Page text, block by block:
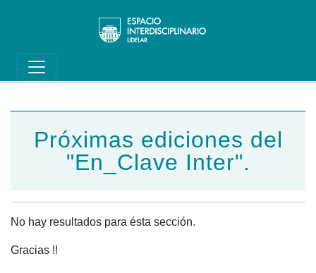
Main navigation
Próximas ediciones del
"En_Clave Inter".
No hay resultados para ésta sección.
Gracias !!